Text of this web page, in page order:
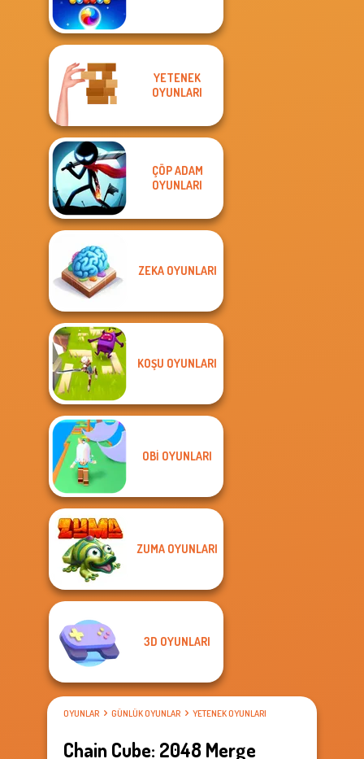
Bloxorz
YETENEK
OYUNLARI
ÇÖP ADAM
OYUNLARI
ZEKA OYUNLARI
KOŞU OYUNLARI
OBI OYUNLARI
ZUMA OYUNLARI
3D OYUNLARI
OYUNLAR GÜNLÜK OYUNLAR YETENEK OYUNLARI
Chain Cube: 2048 Merge